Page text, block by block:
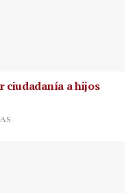
ciudadanía a hijos